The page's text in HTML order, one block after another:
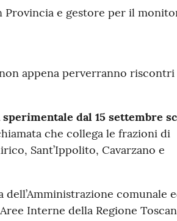
Provincia e gestore per il
appena perverranno riscontri
dal 15 settembre
che collega le frazioni di
Sant’Ippolito, Cavarzano e
comunale
Interne della Regione